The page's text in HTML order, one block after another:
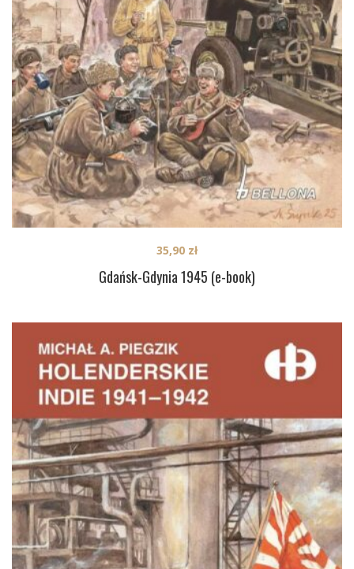
Gdańsk-Gdynia 1945 (e-book)
35,90 zł